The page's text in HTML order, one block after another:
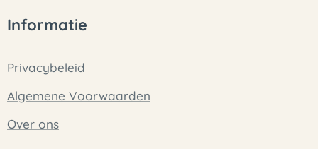
Informatie
Privacybeleid
Algemene Voorwaarden
Over ons